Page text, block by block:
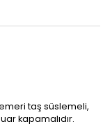
taş süslemeli,
kapamalıdır.